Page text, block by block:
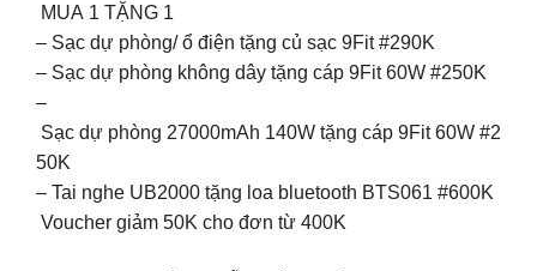
MUA 1 TẶNG 1
– Sạc dự phòng/ ổ điện tặng củ sạc 9Fit #290K
– Sạc dự phòng không dây tặng cáp 9Fit 60W #250K
–
Sạc dự phòng 27000mAh 140W tặng cáp 9Fit 60W #2
50K
– Tai nghe UB2000 tặng loa bluetooth BTS061 #600K
Voucher giảm 50K cho đơn từ 400K